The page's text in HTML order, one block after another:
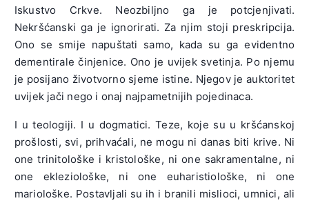
Iskustvo Crkve. Neozbiljno ga je potcjenjivati.
Nekršćanski ga je ignorirati. Za njim stoji preskripcija.
Ono se smije napuštati samo, kada su ga evidentno
dementirale činjenice. Ono je uvijek svetinja. Po njemu
je posijano životvorno sjeme istine. Njegov je auktoritet
uvijek jači nego i onaj najpametnijih pojedinaca.
I u teologiji. I u dogmatici. Teze, koje su u kršćanskoj
prošlosti, svi, prihvaćali, ne mogu ni danas biti krive. Ni
one trinitološke i kristološke, ni one sakramentalne, ni
one ekleziološke, ni one euharistiološke, ni one
mariološke. Postavljali su ih i branili mislioci, umnici, ali